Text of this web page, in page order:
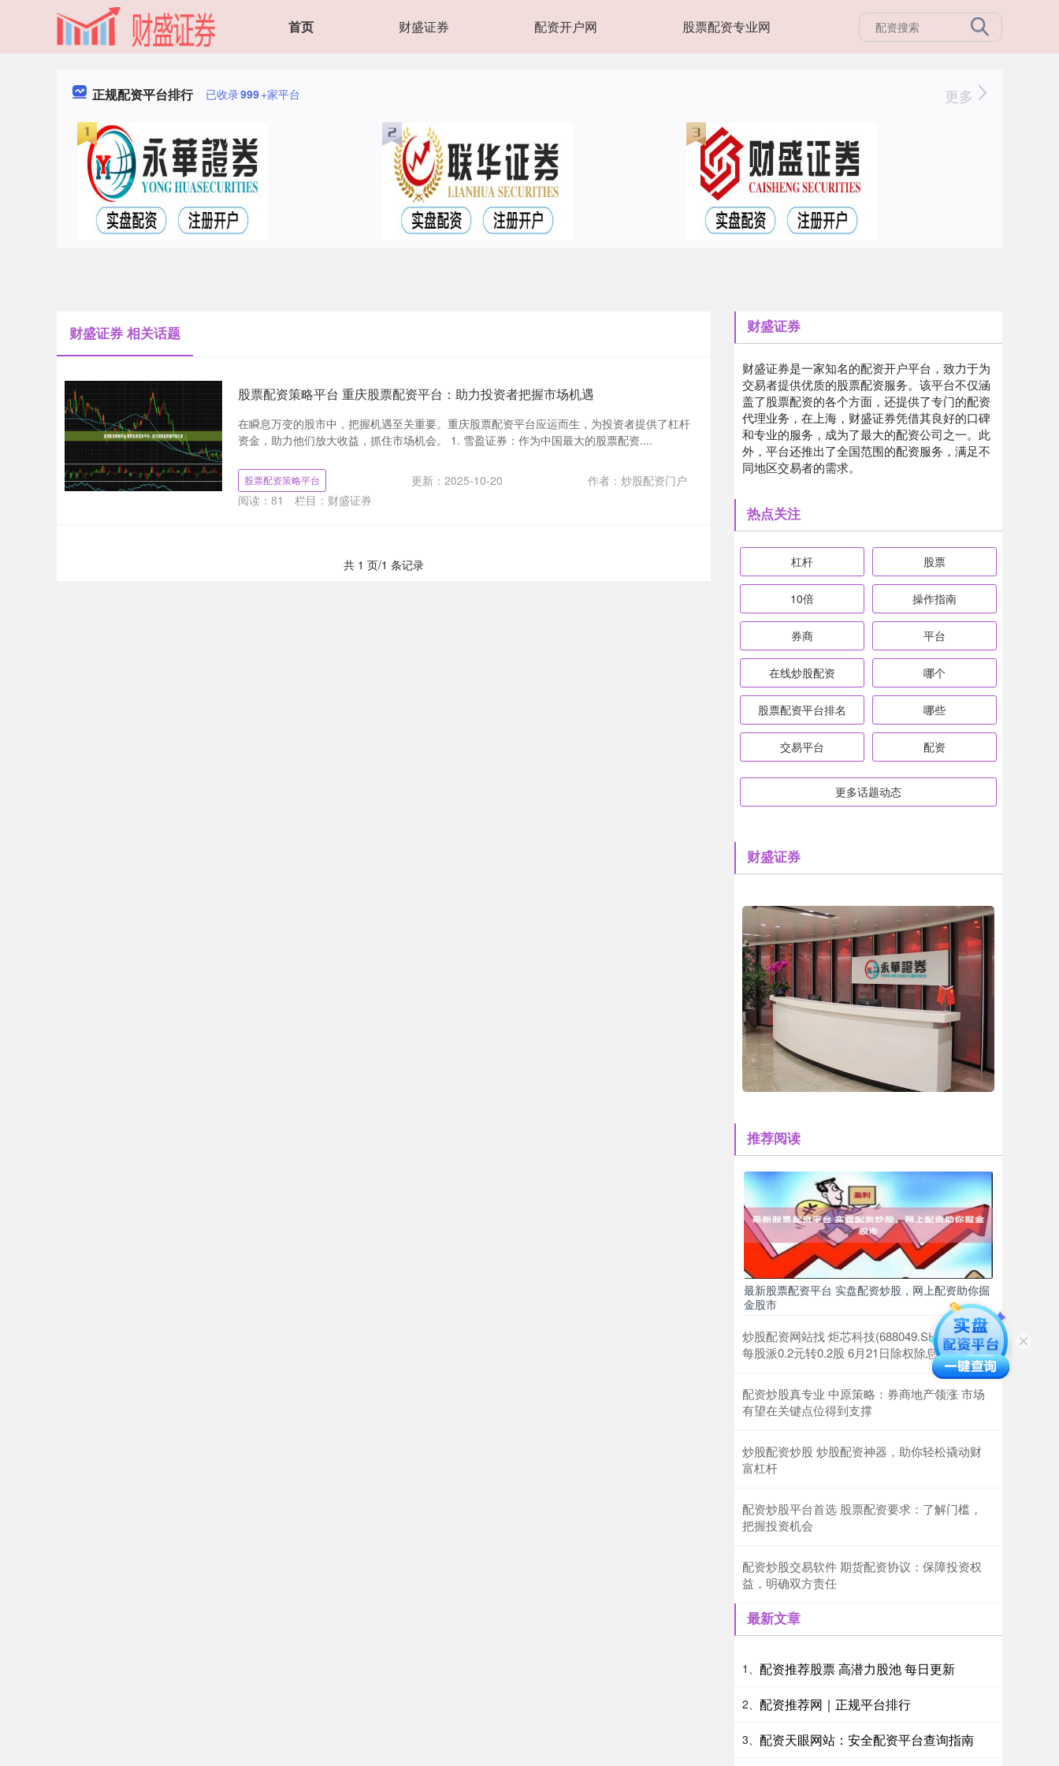
首页 财盛证券 配资开户网 股票配资专业网
正规配资平台排行 已收录999+家平台 更多
财盛证券 相关话题
股票配资策略平台 重庆股票配资平台：助力投资者把握市场机遇
在瞬息万变的股市中，把握机遇至关重要。重庆股票配资平台应运而生，为投资者提供了杠杆
资金，助力他们放大收益，抓住市场机会。 1. 雪盈证券：作为中国最大的股票配资....
股票配资策略平台 更新：2025-10-20
作者：炒股配资门户
阅读： 81 栏目： 财盛证券
共 1 页/1 条记录
财盛证券
财盛证券是一家知名的配资开户平台，致力于为
交易者提供优质的股票配资服务。该平台不仅涵
盖了股票配资的各个方面，还提供了专门的配资
代理业务，在上海，财盛证券凭借其良好的口碑
和专业的服务，成为了最大的配资公司之一。此
外，平台还推出了全国范围的配资服务，满足不
同地区交易者的需求。
热点关注
杠杆 股票
10倍 操作指南
券商 平台
在线炒股配资 哪个
股票配资平台排名 哪些
交易平台 配资
更多话题动态
财盛证券
推荐阅读
最新股票配资平台 实盘配资炒股，网上配资助你掘
金股市
炒股配资网站找 炬芯科技(688049.SH)2023年拟
每股派0.2元转0.2股 6月21日除权除息
配资炒股真专业 中原策略：券商地产领涨 市场
有望在关键点位得到支撑
炒股配资炒股 炒股配资神器，助你轻松撬动财
富杠杆
配资炒股平台首选 股票配资要求：了解门槛，
把握投资机会
配资炒股交易软件 期货配资协议：保障投资权
益，明确双方责任
最新文章
1、 配资推荐股票 高潜力股池 每日更新
2、 配资推荐网｜正规平台排行
3、 配资天眼网站：安全配资平台查询指南